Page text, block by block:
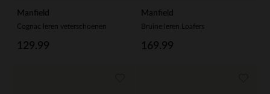
Manfield
Cognac leren veterschoenen
129.99
Manfield
Bruine leren Loafers
169.99